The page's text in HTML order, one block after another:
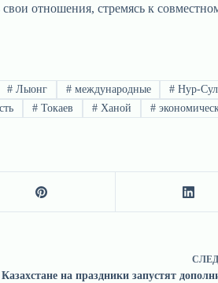
отношения, стремясь к
#Лыонг #международные # Нур-
# Токаев #Ханой #
на праздники запустят